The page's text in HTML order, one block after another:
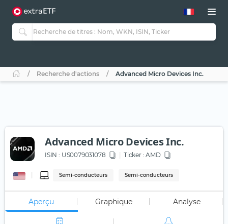
Recherche d'actions Advanced Micro Devices Inc.
Advanced Micro Devices Inc.
ISIN : US0079031078 Ticker : AMD
Semi-conducteurs Semi-conducteurs
Aperçu Graphique Analyse